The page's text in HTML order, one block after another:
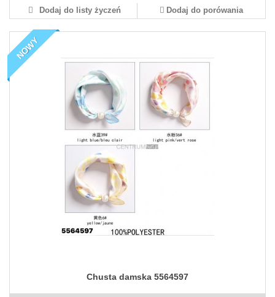
Dodaj do listy życzeń Dodaj do porówania
NOWY
Chusta damska 5564597